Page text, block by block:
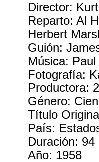
Director:
Reparto: Al
Herbert
Guión:
Música: Paul
Fotografía:
Productora:
Género:
Título
País:
Duración: 94
Año: 1958